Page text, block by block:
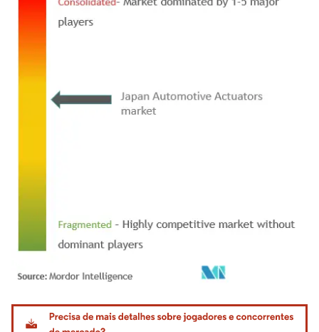
Imagem © Mordor Intelligence. O reuso requer atribuição conforme CC BY 4.0.